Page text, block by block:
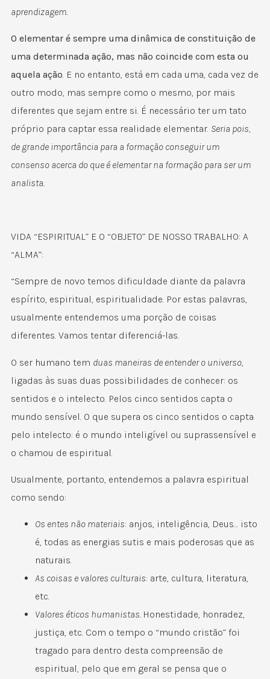
aprendizagem.
O elementar é sempre uma dinâmica de constituição de
uma determinada ação, mas não coincide com esta ou
aquela ação. E no entanto, está em cada uma, cada vez de
outro modo, mas sempre como o mesmo, por mais
diferentes que sejam entre si. É necessário ter um tato
próprio para captar essa realidade elementar. Seria pois,
de grande importância para a formação conseguir um
consenso acerca do que é elementar na formação para ser um
analista.
VIDA “ESPIRITUAL” E O “OBJETO” DE NOSSO TRABALHO: A
“ALMA”:
“Sempre de novo temos dificuldade diante da palavra
espírito, espiritual, espiritualidade. Por estas palavras,
usualmente entendemos uma porção de coisas
diferentes. Vamos tentar diferenciá-las.
O ser humano tem duas maneiras de entender o universo,
ligadas às suas duas possibilidades de conhecer: os
sentidos e o intelecto. Pelos cinco sentidos capta o
mundo sensível. O que supera os cinco sentidos o capta
pelo intelecto: é o mundo inteligível ou suprassensível e
o chamou de espiritual.
Usualmente, portanto, entendemos a palavra espiritual
como sendo:
Os entes não materiais: anjos, inteligência, Deus… isto
é, todas as energias sutis e mais poderosas que as
naturais.
As coisas e valores culturais: arte, cultura, literatura,
etc.
Valores éticos humanistas. Honestidade, honradez,
justiça, etc. Com o tempo o “mundo cristão” foi
tragado para dentro desta compreensão de
espiritual, pelo que em geral se pensa que o